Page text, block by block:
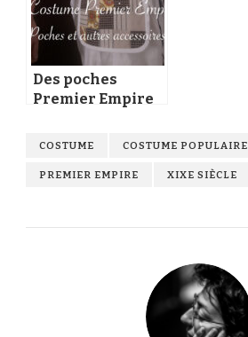
Des poches
Premier Empire
COSTUME COSTUME POPULAIRE
PREMIER EMPIRE XIXE SIÈCLE